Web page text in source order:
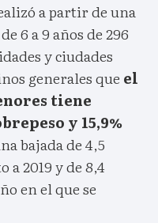
a partir de una
6 a 9 años de 296
y ciudades
generales que el
tiene
y 15,9%
bajada de 4,5
a 2019 y de 8,4
en el que se